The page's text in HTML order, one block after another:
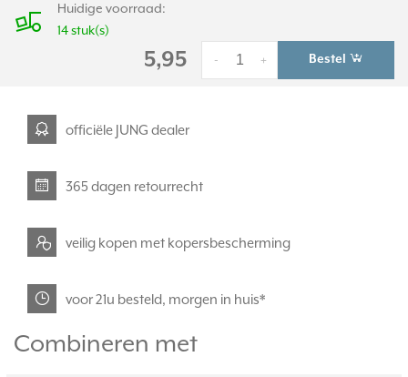
Huidige voorraad:
14 stuk(s)
5,95 +
- Bestel
officiële JUNG dealer
365 dagen retourrecht
veilig kopen met kopersbescherming
voor 21u besteld, morgen in huis*
Combineren met